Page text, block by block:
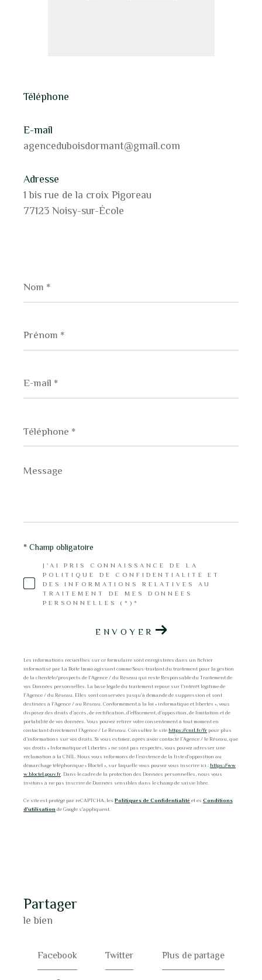
Téléphone
E-mail
agenceduboisdormant@gmail.com
Adresse
1 bis rue de la croix Pigoreau
77123 Noisy-sur-École
*
*
mail
*
*
Message
*
J'AI PRIS CONNAISSANCE DE LA
POLITIQUE DE CONFIDENTIALITÉ ET
DES INFORMATIONS RELATIVES AU
TRAITEMENT DE MES DONNÉES
PERSONNELLES (*)*
* Champ obligatoire
ENVOYER
Les informations recueillies sur ce formulaire sont enregistrées dans un fichier
informatisé par La Boite Immo agissant comme Sous-traitant du traitement pour la gestion
de la clientèle/prospects de l'Agence / du Réseau qui reste Responsable du Traitement de
vos Données personnelles. La base légale du traitement repose sur l'intérêt légitime de
l'Agence / du Réseau. Elles sont conservées jusqu'à demande de suppression et sont
destinées à l'Agence / au Réseau. Conformément à la loi « informatique et libertés », vous
disposez des droits d’accès, de rectification, d’effacement, d’opposition, de limitation et de
portabilité de vos données. Vous pouvez retirer votre consentement à tout moment en
contactant directement l’Agence / Le Réseau. Consultez le site https://cnil.fr/fr pour plus
d’informations sur vos droits. Si vous estimez, après avoir contacté l'Agence / le Réseau, que
vos droits « Informatique et Libertés » ne sont pas respectés, vous pouvez adresser une
réclamation à la CNIL. Nous vous informons de l’existence de la liste d'opposition au
démarchage téléphonique « Bloctel », sur laquelle vous pouvez vous inscrire ici : https://ww
w.bloctel.gouv.fr. Dans le cadre de la protection des Données personnelles, nous vous
invitons à ne pas inscrire de Données sensibles dans le champ de saisie libre.
Ce site est protégé par reCAPTCHA, les Politiques de Confidentialité et es Conditions
d'utilisation de Google s'appliquent.
partager
le bien
Facebook Twitter Plus de partage